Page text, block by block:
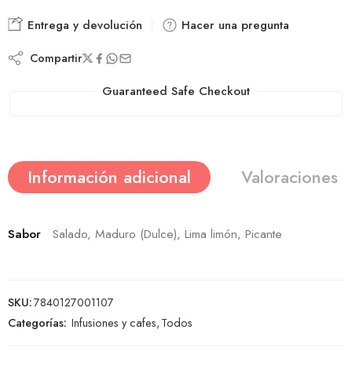
Entrega y devolución Hacer una pregunta
Compartir
Guaranteed Safe Checkout
Información adicional Valoraciones
Sabor Salado, Maduro (Dulce), Lima limón, Picante
SKU:7840127001107
Categorías: Infusiones y cafes,Todos